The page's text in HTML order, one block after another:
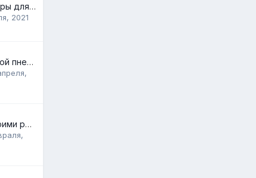
Рассчитать ресиверы для хелперов (двойной бублик)
2021
диагностика штатной пневмоподвески своими силами
Гидроподвеска своими руками